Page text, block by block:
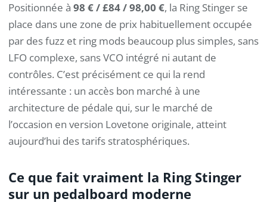
Positionnée à 98 € / £84 / 98,00 €, la Ring Stinger se
place dans une zone de prix habituellement occupée
par des fuzz et ring mods beaucoup plus simples, sans
LFO complexe, sans VCO intégré ni autant de
contrôles. C’est précisément ce qui la rend
intéressante : un accès bon marché à une
architecture de pédale qui, sur le marché de
l’occasion en version Lovetone originale, atteint
aujourd’hui des tarifs stratosphériques.
Ce que fait vraiment la Ring Stinger
sur un pedalboard moderne